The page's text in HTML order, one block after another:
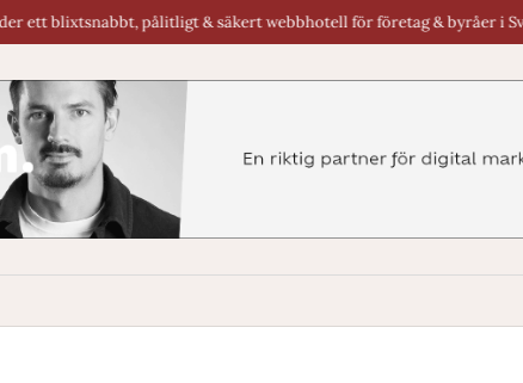
blixtsnabbt, pålitligt & säkert webbhotell för företag & byråer i Sverige.